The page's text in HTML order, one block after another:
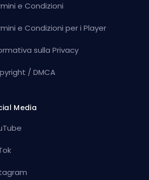
e Condizioni
e Condizioni per i Player
sulla Privacy
/ DMCA
Media